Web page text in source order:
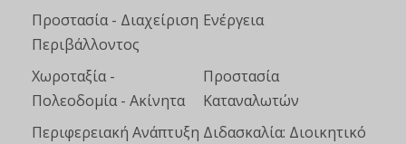
Προστασία - Διαχείριση
Περιβάλλοντος
Ενέργεια
Χωροταξία -
Πολεοδομία - Ακίνητα
Προστασία
Καταναλωτών
Περιφερειακή Ανάπτυξη Διδασκαλία: Διοικητικό